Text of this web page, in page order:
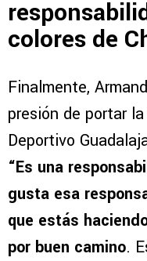
colores de
Finalmente,
presión de portar
Deportivo
“Es una
gusta esa
que estás
por buen camino.